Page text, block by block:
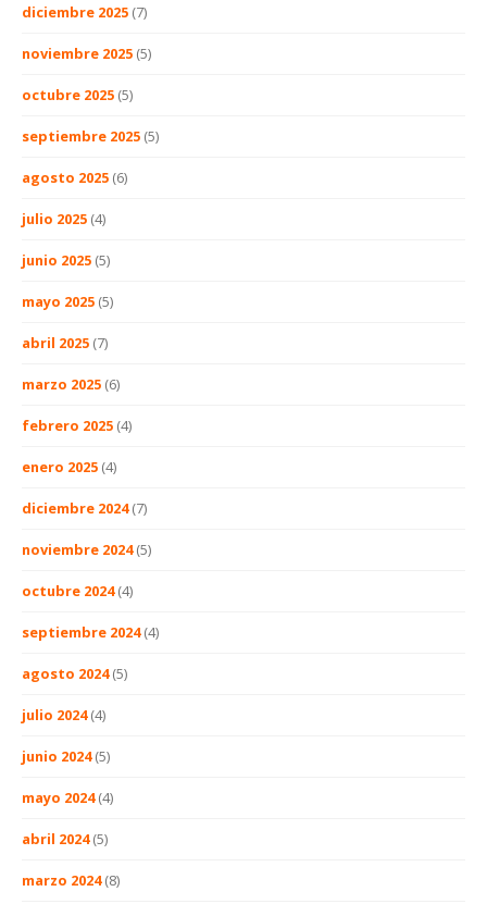
diciembre 2025 (7)
noviembre 2025 (5)
octubre 2025 (5)
septiembre 2025 (5)
agosto 2025 (6)
julio 2025 (4)
junio 2025 (5)
mayo 2025 (5)
abril 2025 (7)
marzo 2025 (6)
febrero 2025 (4)
enero 2025 (4)
diciembre 2024(7)
noviembre 2024(5)
octubre 2024(4)
septiembre 2024(4)
agosto 2024(5)
julio 2024(4)
junio 2024(5)
mayo 2024(4)
abril 2024(5)
marzo 2024(8)